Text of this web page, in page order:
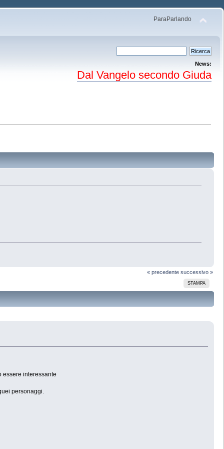
ParaParlando
News:
Dal Vangelo secondo Giuda
« precedente successivo »
STAMPA
essere interessante
personaggi.